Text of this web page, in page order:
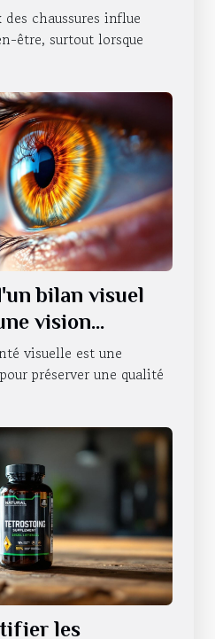
chaussures influe
être, surtout lorsque
bilan visuel
vision
visuelle est une
préserver une qualité
les